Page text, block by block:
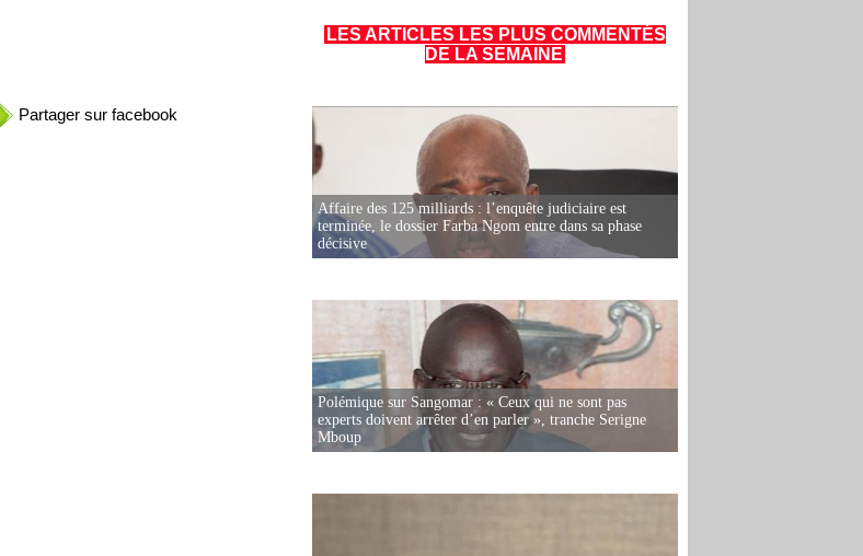
Partager sur facebook
LES ARTICLES LES PLUS COMMENTÉS
DE LA SEMAINE
Affaire des 125 milliards : l’enquête judiciaire est
terminée, le dossier Farba Ngom entre dans sa phase
décisive
Polémique sur Sangomar : « Ceux qui ne sont pas
experts doivent arrêter d’en parler », tranche Serigne
Mboup